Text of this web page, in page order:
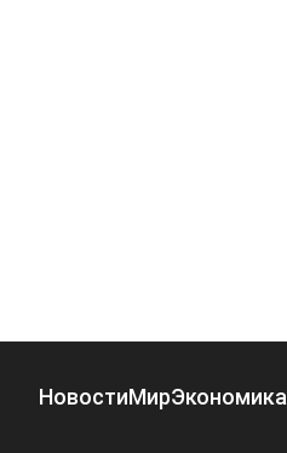
НовостиМирЭкономика